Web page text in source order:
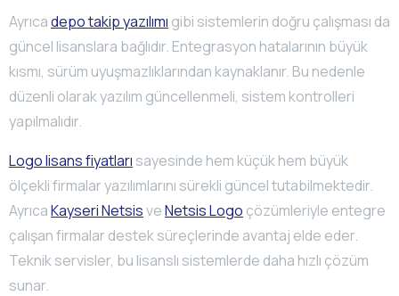
Ayrıcadepo takip yazılımı gibi sistemlerin doğru çalışması da
güncel lisanslara bağlıdır. Entegrasyon hatalarının büyük
kısmı, sürüm uyuşmazlıklarından kaynaklanır. Bu nedenle
düzenli olarak yazılım güncellenmeli, sistem kontrolleri
yapılmalıdır.
Logo lisans fiyatları sayesinde hem küçük hem büyük
ölçekli firmalar yazılımlarını sürekli güncel tutabilmektedir.
AyrıcaKayseri NetsisveNetsis Logo çözümleriyle entegre
çalışan firmalar destek süreçlerinde avantaj elde eder.
Teknik servisler, bu lisanslı sistemlerde daha hızlı çözüm
sunar.